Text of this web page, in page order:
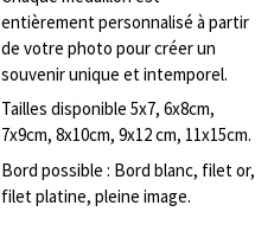
entièrement personnalisé à partir
de votre photo pour créer un
souvenir unique et intemporel.
Tailles disponible 5x7, 6x8cm,
7x9cm, 8x10cm, 9x12 cm, 11x15cm.
Bord possible : Bord blanc, filet or,
filet platine, pleine image.